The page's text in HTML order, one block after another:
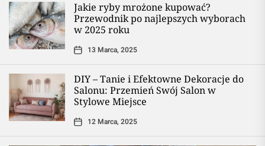
Jakie ryby mrożone kupować?
Przewodnik po najlepszych wyborach
w 2025 roku
13 Marca, 2025
DIY – Tanie i Efektowne Dekoracje do
Salonu: Przemień Swój Salon w
Stylowe Miejsce
12 Marca, 2025